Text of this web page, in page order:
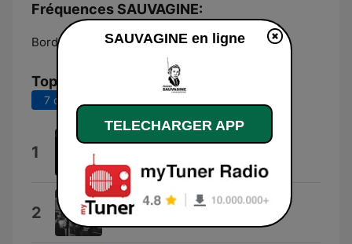
Fréquences SAUVAGINE:
Bordeaux: Online
Top titres
7 derniers jours
1 How Lonely Is Lonely
Shirley Ellis
2 Boom Boom
SAUVAGINE en ligne
TELECHARGER APP